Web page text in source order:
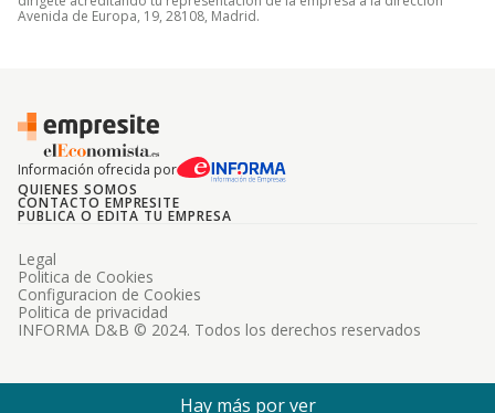
Avenida de Europa, 19, 28108, Madrid.
Información ofrecida por
QUIENES SOMOS
CONTACTO EMPRESITE
PUBLICA O EDITA TU EMPRESA
INFORMA D&B © 2024. Todos los derechos reservados
Legal
Politica de Cookies
Configuracion de Cookies
Politica de privacidad
Hay más por ver